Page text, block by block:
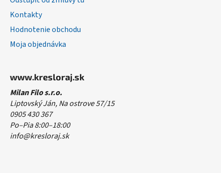
Kontakty
Hodnotenie obchodu
Moja objednávka
www.kresloraj.sk
Milan Filo s.r.o.
Liptovský Ján, Na ostrove 57/15
0905 430 367
Po–Pia 8:00–18:00
info@kresloraj.sk